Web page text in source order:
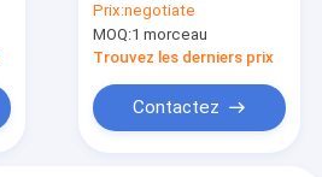
fixation des
encastrements de
transformateur
Prix:negotiate
MOQ:1 morceau
Trouvez les derniers prix
Contactez